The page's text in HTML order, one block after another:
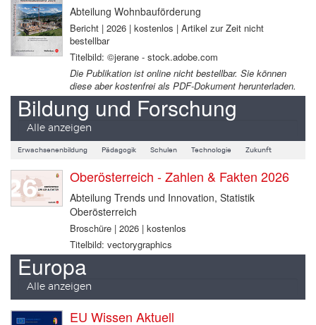
Abteilung Wohnbauförderung
Bericht | 2026 | kostenlos | Artikel zur Zeit nicht
bestellbar
Titelbild: ©jerane - stock.adobe.com
Die Publikation ist online nicht bestellbar. Sie können
diese aber kostenfrei als PDF-Dokument herunterladen.
Bildung und Forschung
Alle anzeigen
Erwachsenenbildung Pädagogik Schulen Technologie Zukunft
Oberösterreich - Zahlen & Fakten 2026
Abteilung Trends und Innovation, Statistik
Oberösterreich
Broschüre | 2026 | kostenlos
Titelbild: vectorygraphics
Europa
Alle anzeigen
EU Wissen Aktuell